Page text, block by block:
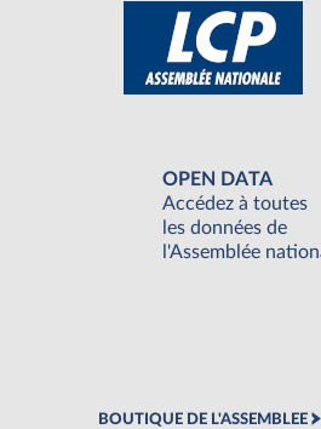
OPEN DATA
Accédez à toutes
les données de
l'Assemblée
BOUTIQUE DE L'ASSEMBLEE